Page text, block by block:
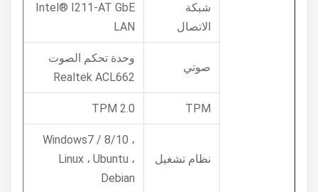
شبكة
الاتصال
Intel® I211-AT GbE
صوتي
وحدة تحكم الصوت
Realtek ACL662
TPM
TPM 2.0
نظام تشغيل
Windows7 / 8/10 ،
Linux ، Ubuntu ،
Debian